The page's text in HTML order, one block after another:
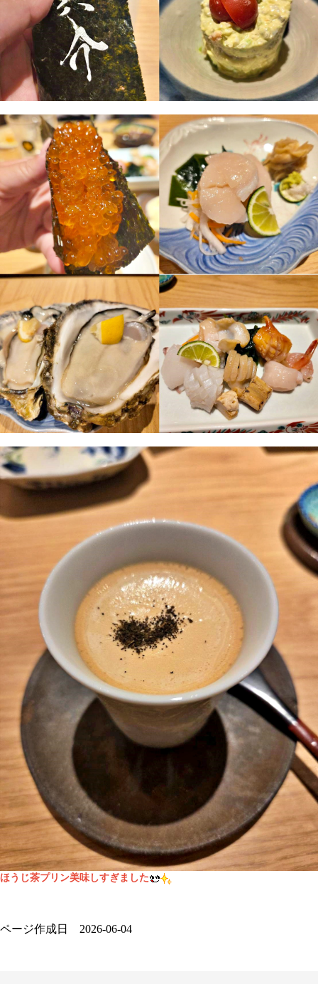
ほうじ茶プリン美味しすぎました
ページ作成日 2026-06-04